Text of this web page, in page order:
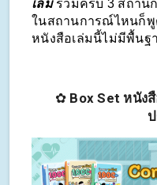
เล่ม รวมครบ 3 สถาน
ในสถานการณ์ไหนก็พู
หนังสือเล่มนี้ไม่มีพื้นฐ
✿ Box Setหนัง